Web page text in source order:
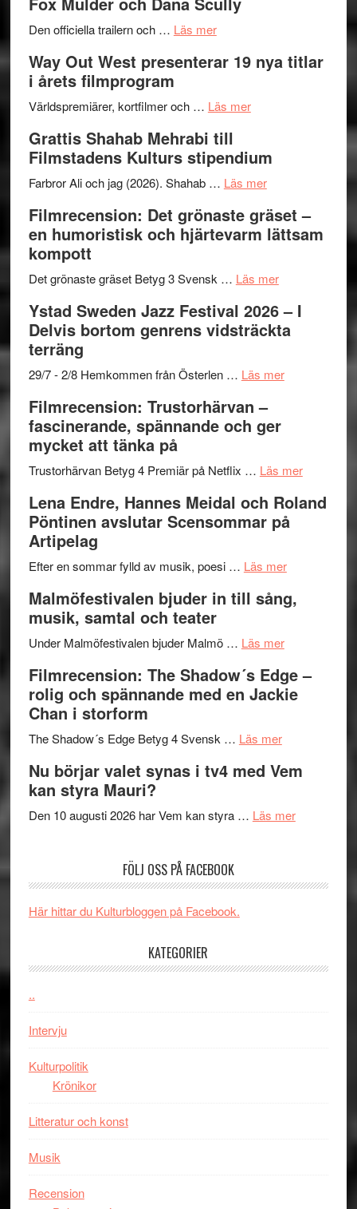
kväll
II
Den officiella trailern och … Läs merom
trailern
The
Files:
I
Want
Believe
–
Frankenshtey
med
Fox
och
Scully
Way Out West presenterar 19 nya titlar
i årets filmprogram
Världspremiärer, kortfilmer och … Läs merom
West
presenterar
nya
titlar
årets
Grattis Shahab Mehrabi till
Filmstadens Kulturs stipendium
Farbror Ali och jag (2026). Shahab … Läs merom
Shahab
Mehrabi
Filmstadens
stipendium
Filmrecension: Det grönaste gräset –
en humoristisk och hjärtevarm lättsam
kompott
Det grönaste gräset Betyg 3 Svensk … Läs merom
Det
grönaste
–
och
lättsam
Ystad Sweden Jazz Festival 2026 – I
Delvis bortom genrens vidsträckta
terräng
29/7 - 2/8 Hemkommen från Österlen … Läs merom
2026
I
Delvis
genrens
terräng
Filmrecension: Trustorhärvan –
fascinerande, spännande och ger
mycket att tänka på
Trustorhärvan Betyg 4 Premiär på Netflix … Läs merom
på
Lena Endre, Hannes Meidal och Roland
Pöntinen avslutar Scensommar på
Artipelag
Efter en sommar fylld av musik, poesi … Läs merom
Endre,
Roland
Pöntinen
Artipelag
Malmöfestivalen bjuder in till sång,
musik, samtal och teater
Under Malmöfestivalen bjuder Malmö … Läs merom
bjuder
in
samtal
teater
Filmrecension: The Shadow´s Edge –
rolig och spännande med en Jackie
Chan i storform
The Shadow´s Edge Betyg 4 Svensk … Läs merom
The
´s
och
Jackie
Nu börjar valet synas i tv4 med Vem
kan styra Mauri?
Den 10 augusti 2026 har Vem kan styra … Läs merom
synas
Vem
FÖLJ OSS PÅ FACEBOOK
Här hittar du Kulturbloggen på Facebook.
KATEGORIER
..
Intervju
Kulturpolitik
Krönikor
Litteratur och konst
Musik
Recension